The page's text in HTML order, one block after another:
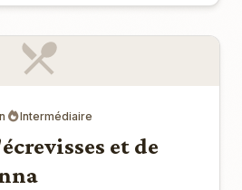
Intermédiaire
et de